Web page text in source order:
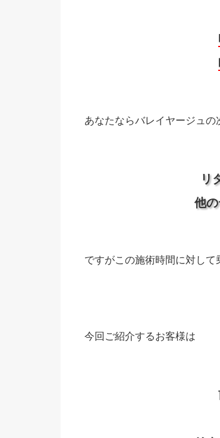
あなたならバレイヤージュの
リ
他
ですがこの施術時間に対し
今回ご紹介するお客様は